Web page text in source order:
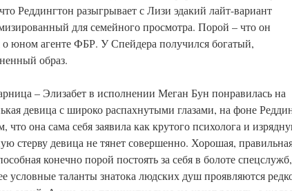
Реддингтон разыгрывает с Лизи эдакий лайт-вариант
для семейного просмотра. Порой – что он
о юном агенте ФБР. У Спейдера получился богатый,
образ.
– Элизабет в исполнении Меган Бун понравилась на
девица с широко распахнутыми глазами, на фоне
что она сама себя заявила как крутого психолога и
стерву девица не тянет совершенно. Хорошая,
конечно порой постоять за себя в болоте
условные таланты знатока людских душ проявляются